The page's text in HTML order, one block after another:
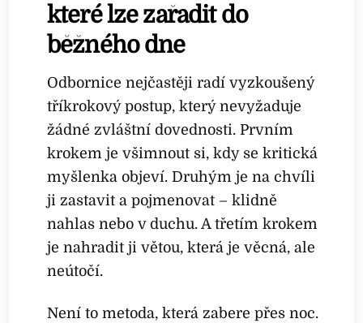
které lze zařadit do
běžného dne
Odbornice nejčastěji radí vyzkoušený
tříkrokový postup, který nevyžaduje
žádné zvláštní dovednosti. Prvním
krokem je všimnout si, kdy se kritická
myšlenka objeví. Druhým je na chvíli
ji zastavit a pojmenovat – klidně
nahlas nebo v duchu. A třetím krokem
je nahradit ji větou, která je věcná, ale
neútočí.
Není to metoda, která zabere přes noc.